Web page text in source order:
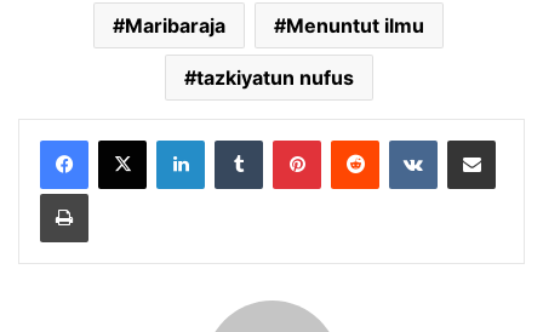
Maribaraja Menuntut ilmu
tazkiyatun nufus